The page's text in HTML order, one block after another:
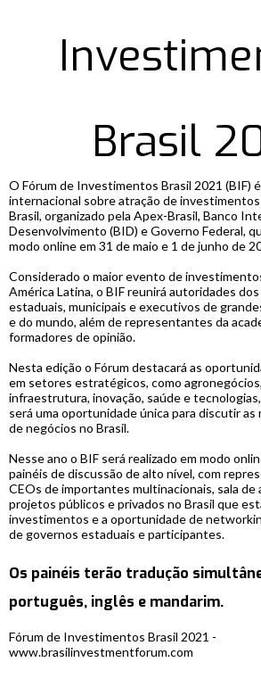
Brasil
O Fórum de Investimentos Brasil 2021 (BIF)
internacional sobre atração de
Brasil, organizado pela Apex-Brasil, Banco
Desenvolvimento (BID) e Governo Federal,
modo online em 31 de maio e 1 de junho de
Considerado o maior evento de
América Latina, o BIF reunirá autoridades
estaduais, municipais e executivos de
e do mundo, além de representantes da
formadores de opinião.
Nesta edição o Fórum destacará as
em setores estratégicos, como
infraestrutura, inovação, saúde e
será uma oportunidade única para discutir
de negócios no Brasil.
Nesse ano o BIF será realizado em modo
painéis de discussão de alto nível, com
CEOs de importantes multinacionais, sala de
projetos públicos e privados no Brasil que
investimentos e a oportunidade de
de governos estaduais e participantes.
Os painéis terão tradução
português, inglês e mandarim.
Fórum de Investimentos Brasil 2021 -
www.brasilinvestmentforum.com